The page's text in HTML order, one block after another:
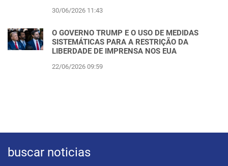
30/06/2026 11:43
O GOVERNO TRUMP E O USO DE MEDIDAS
SISTEMÁTICAS PARA A RESTRIÇÃO DA
LIBERDADE DE IMPRENSA NOS EUA
22/06/2026 09:59
buscar noticias